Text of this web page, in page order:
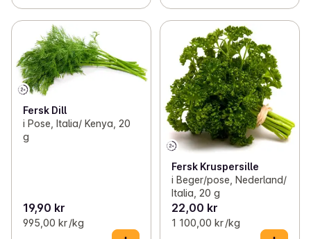
Fersk Dill
i Pose, Italia/ Kenya, 20
g
19,90 kr
995,00 kr /kg
Fersk Kruspersille
i Beger/pose, Nederland/
Italia, 20 g
22,00 kr
1 100,00 kr /kg